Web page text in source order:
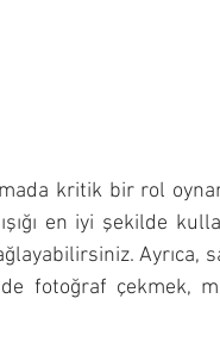
kritik bir rol
en iyi şekilde
Ayrıca,
fotoğraf çekmek,